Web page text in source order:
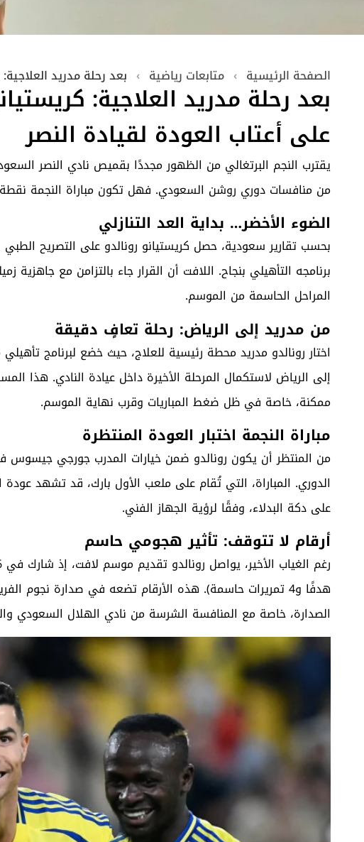
الصفحة الرئيسية › متابعات رياضية › بعد رحلة مدريد
بعد رحلة مدريد العلاجية:
على أعتاب العودة لقيادة النصر
يقترب النجم البرتغالي من الظهور مجددًا بقميص نادي النصر
من منافسات دوري روشن السعودي. فهل تكون مباراة النجمة
الضوء الأخضر… بداية العد التنازلي
بحسب تقارير سعودية، حصل كريستيانو رونالدو على التصريح الطبي
برنامجه التأهيلي بنجاح. اللافت أن القرار جاء بالتزامن مع
المراحل الحاسمة من الموسم.
من مدريد إلى الرياض: رحلة تعافٍ دقيقة
اختار رونالدو مدريد محطة رئيسية للعلاج، حيث خضع لبرنامج
إلى الرياض لاستكمال المرحلة الأخيرة داخل عيادة النادي. هذا
ممكنة، خاصة في ظل ضغط المباريات وقرب نهاية الموسم.
مباراة النجمة اختبار العودة المنتظرة
الدوري. المباراة، التي تُقام على ملعب الأول بارك، قد تشهد
على دكة البدلاء، وفقًا لرؤية الجهاز الفني.
أرقام لا تتوقف: تأثير هجومي حاسم
هدفًا و4 تمريرات حاسمة). هذه الأرقام تضعه في صدارة
الصدارة، خاصة مع المنافسة الشرسة من نادي الهلال السعودي